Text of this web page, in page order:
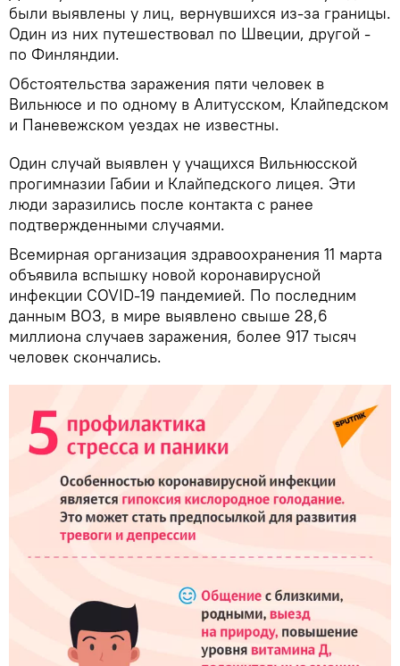
были выявлены у лиц, вернувшихся из-за границы.
Один из них путешествовал по Швеции, другой -
по Финляндии.
Обстоятельства заражения пяти человек в
Вильнюсе и по одному в Алитусском, Клайпедском
и Паневежском уездах не известны.
Один случай выявлен у учащихся Вильнюсской
прогимназии Габии и Клайпедского лицея. Эти
люди заразились после контакта с ранее
подтвержденными случаями.
Всемирная организация здравоохранения 11 марта
объявила вспышку новой коронавирусной
инфекции COVID-19 пандемией. По последним
данным ВОЗ, в мире выявлено свыше 28,6
миллиона случаев заражения, более 917 тысяч
человек скончались.